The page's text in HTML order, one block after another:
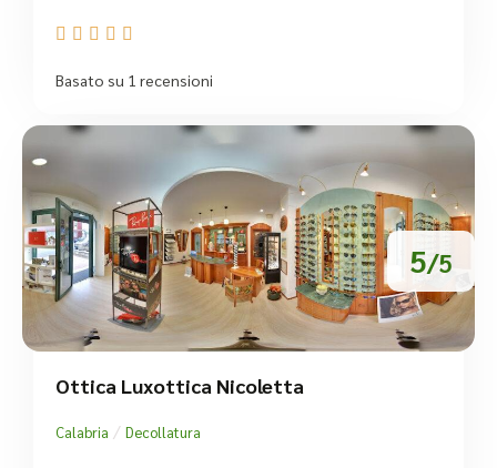
    
Basato su 1 recensioni
5/5
Ottica Luxottica Nicoletta
Calabria / Decollatura